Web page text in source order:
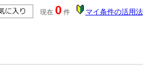
現在 0 件 マイ条件の活用法